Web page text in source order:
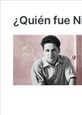
¿Quién fue